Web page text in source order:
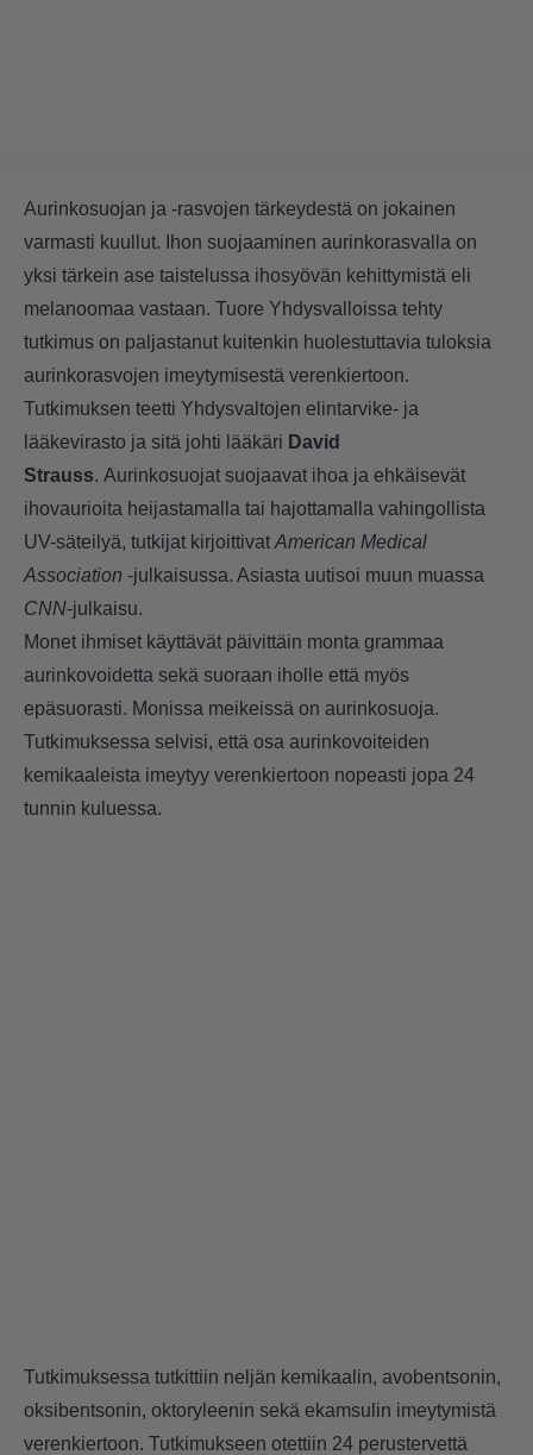
Aurinkosuojan ja -rasvojen tärkeydestä on jokainen
varmasti kuullut. Ihon suojaaminen aurinkorasvalla on
yksi tärkein ase taistelussa ihosyövän kehittymistä eli
melanoomaa vastaan. Tuore Yhdysvalloissa tehty
tutkimus on paljastanut kuitenkin huolestuttavia tuloksia
aurinkorasvojen imeytymisestä verenkiertoon.
Tutkimuksen teetti Yhdysvaltojen elintarvike- ja
lääkevirasto ja sitä johti lääkäri David
Strauss. Aurinkosuojat suojaavat ihoa ja ehkäisevät
ihovaurioita heijastamalla tai hajottamalla vahingollista
UV-säteilyä, tutkijat kirjoittivat American Medical
Association -julkaisussa. Asiasta uutisoi muun muassa
CNN-julkaisu.
Monet ihmiset käyttävät päivittäin monta grammaa
aurinkovoidetta sekä suoraan iholle että myös
epäsuorasti. Monissa meikeissä on aurinkosuoja.
Tutkimuksessa selvisi, että osa aurinkovoiteiden
kemikaaleista imeytyy verenkiertoon nopeasti jopa 24
tunnin kuluessa.
Tutkimuksessa tutkittiin neljän kemikaalin, avobentsonin,
oksibentsonin, oktoryleenin sekä ekamsulin imeytymistä
verenkiertoon. Tutkimukseen otettiin 24 perustervettä